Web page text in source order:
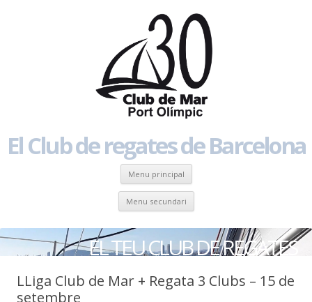
El Club de regates de Barcelona
Menu principal Skip to content
Menu secundari Skip to content
EL TEU CLUB DE REGATES
LLiga Club de Mar + Regata 3 Clubs – 15 de
setembre